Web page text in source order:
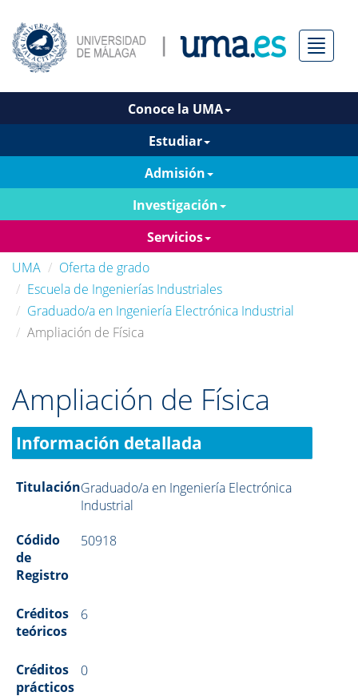
Menú
Conoce la UMA
Estudiar
Admisión
Investigación
Servicios
UMA
Oferta de grado
Escuela de Ingenierías Industriales
Graduado/a en Ingeniería Electrónica Industrial
Ampliación de Física
Ampliación de Física
Información detallada
TitulaciónGraduado/a en Ingeniería Electrónica
Industrial
Códido
de
Registro
50918
Créditos
teóricos
6
Créditos
prácticos
0